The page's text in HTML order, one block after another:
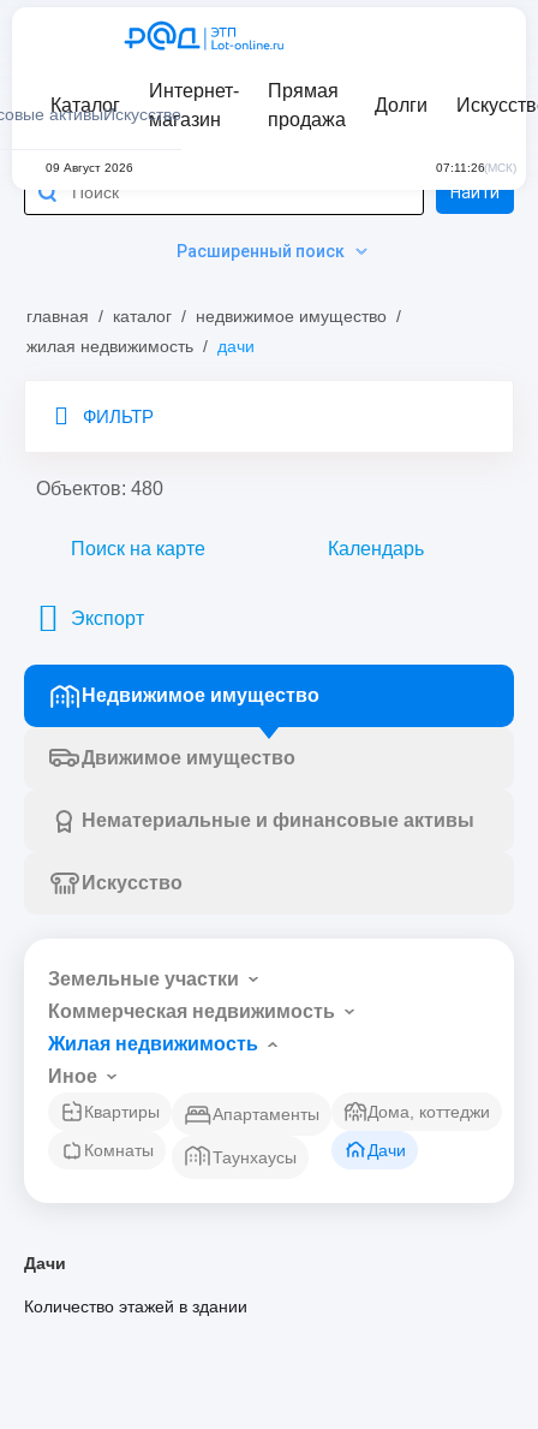
активыИскусство
Каталог
Интернет-
магазин
Прямая
продажа
Долги
09 Август 2026 07:11:26(МСК)
Расширенный поиск
Найти
главная / каталог / недвижимое имущество /
жилая недвижимость / дачи
ФИЛЬТР
Объектов: 480
Поиск на карте Календарь
Экспорт
Недвижимое имущество
Движимое имущество
Нематериальные и финансовые активы
Искусство
Земельные участки
Коммерческая недвижимость
Жилая недвижимость
Иное
Квартиры
Комнаты
Апартаменты
Таунхаусы
Дома, коттеджи
Дачи
Дачи
Количество этажей в здании